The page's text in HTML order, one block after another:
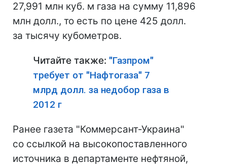
27,991 млн куб. м газа на сумму 11,896
млн долл., то есть по цене 425 долл.
за тысячу кубометров.
Читайте также: "Газпром"
требует от "Нафтогаза" 7
млрд долл. за недобор газа в
2012 г
Ранее газета "Коммерсант-Украина"
со ссылкой на высокопоставленного
источника в департаменте нефтяной,